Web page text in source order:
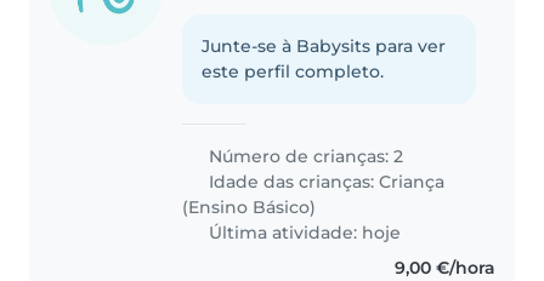
Junte-se à Babysits para ver
este perfil completo.
Número de crianças: 2
Idade das crianças:Criança
(Ensino Básico)
Última atividade: hoje
9,00 €/hora